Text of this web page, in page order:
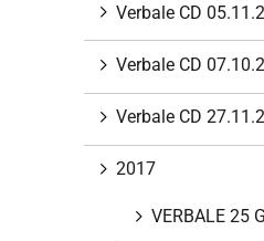
Verbale CD
Verbale CD
Verbale CD
2017
VERBALE 25